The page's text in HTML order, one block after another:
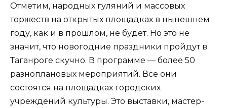
Отметим, народных гуляний и массовых
торжеств на открытых площадках в нынешнем
году, как и в прошлом, не будет. Но это не
значит, что новогодние праздники пройдут в
Таганроге скучно. В программе — более 50
разноплановых мероприятий. Все они
состоятся на площадках городских
учреждений культуры. Это выставки, мастер-